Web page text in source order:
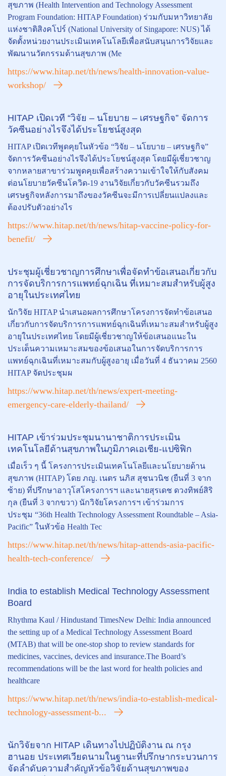
สุขภาพ (Health Intervention and Technology Assessment
Program Foundation: HITAP Foundation) ร่วมกับมหาวิทยาลัย
แห่งชาติสิงคโปร์ (National University of Singapore: NUS) ได้
จัดตั้งหน่วยงานประเมินเทคโนโลยีเพื่อสนับสนุนการวิจัยและ
พัฒนานวัตกรรมด้านสุขภาพ (Me
https://www.hitap.net/th/news/health-innovation-value-
workshop/
HITAP เปิดเวที “วิจัย – นโยบาย – เศรษฐกิจ” จัดการ
วัคซีนอย่างไรจึงได้ประโยชน์สูงสุด
HITAP เปิดเวทีพูดคุยในหัวข้อ “วิจัย – นโยบาย – เศรษฐกิจ”
จัดการวัคซีนอย่างไรจึงได้ประโยชน์สูงสุด โดยมีผู้เชี่ยวชาญ
จากหลายสาขาร่วมพูดคุยเพื่อสร้างความเข้าใจให้กับสังคม
ต่อนโยบายวัคซีนโควิด-19 งานวิจัยเกี่ยวกับวัคซีนรวมถึง
เศรษฐกิจหลังการมาถึงของวัคซีนจะมีการเปลี่ยนแปลงและ
ต้องปรับตัวอย่างไร
https://www.hitap.net/th/news/hitap-vaccine-policy-for-
benefit/
ประชุมผู้เชี่ยวชาญการศึกษาเพื่อจัดทำข้อเสนอเกี่ยวกับ
การจัดบริการการแพทย์ฉุกเฉิน ที่เหมาะสมสำหรับผู้สูง
อายุในประเทศไทย
นักวิจัย HITAP นำเสนอผลการศึกษาโครงการจัดทำข้อเสนอ
เกี่ยวกับการจัดบริการการแพทย์ฉุกเฉินที่เหมาะสมสำหรับผู้สูง
อายุในประเทศไทย โดยมีผู้เชี่ยวชาญให้ข้อเสนอแนะใน
ประเด็นความเหมาะสมของข้อเสนอในการจัดบริการการ
แพทย์ฉุกเฉินที่เหมาะสมกับผู้สูงอายุ เมื่อวันที่ 4 ธันวาคม 2560
HITAP จัดประชุมผ
https://www.hitap.net/th/news/expert-meeting-
emergency-care-elderly-thailand/
HITAP เข้าร่วมประชุมนานาชาติการประเมิน
เทคโนโลยีด้านสุขภาพในภูมิภาคเอเชีย-แปซิฟิก
เมื่อเร็ว ๆ นี้ โครงการประเมินเทคโนโลยีและนโยบายด้าน
สุขภาพ (HITAP) โดย ภญ. เนตร นภิส สุชนวนิช (ยืนที่ 3 จาก
ซ้าย) ที่ปรึกษาอาวุโสโครงการฯ และนายสุรเดช ดวงทิพย์สิริ
กุล (ยืนที่ 3 จากขวา) นักวิจัยโครงการฯ เข้าร่วมการ
ประชุม “36th Health Technology Assessment Roundtable – Asia-
Pacific” ในหัวข้อ Health Tec
https://www.hitap.net/th/news/hitap-attends-asia-pacific-
health-tech-conference/
India to establish Medical Technology Assessment
Board
Rhythma Kaul / Hindustand TimesNew Delhi: India announced
the setting up of a Medical Technology Assessment Board
(MTAB) that will be one-stop shop to review standards for
medicines, vaccines, devices and insurance.The Board’s
recommendations will be the last word for health policies and
healthcare
https://www.hitap.net/th/news/india-to-establish-medical-
technology-assessment-b...
นักวิจัยจาก HITAP เดินทางไปปฏิบัติงาน ณ กรุง
ฮานอย ประเทศเวียดนามในฐานะที่ปรึกษากระบวนการ
จัดลำดับความสำคัญหัวข้อวิจัยด้านสุขภาพของ